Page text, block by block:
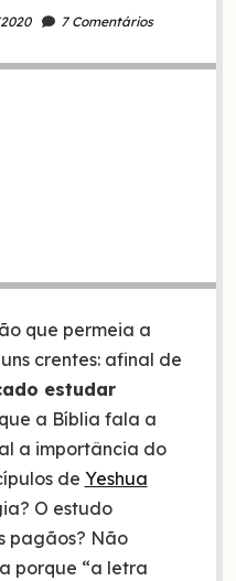
7 Comentários
que permeia a
crentes: afinal de
estudar
a Bíblia fala a
a importância do
de Yeshua
O estudo
pagãos? Não
porque “a letra